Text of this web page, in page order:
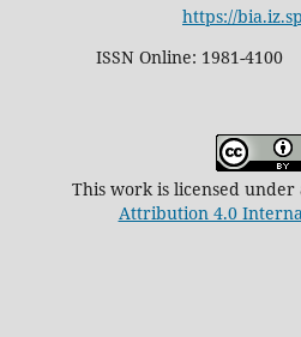
https://
ISSN Online: 1981-4100
This work is licensed under
Attribution 4.0